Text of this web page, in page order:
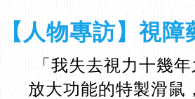
【人物專訪】視
「我失去視力十幾
放大功能的特製滑鼠